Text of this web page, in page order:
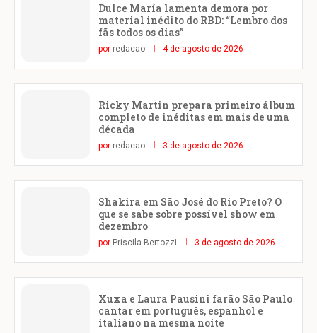
Dulce María lamenta demora por
material inédito do RBD: “Lembro dos
fãs todos os dias”
por redacao 4 de agosto de 2026
Ricky Martin prepara primeiro álbum
completo de inéditas em mais de uma
década
por redacao 3 de agosto de 2026
Shakira em São José do Rio Preto? O
que se sabe sobre possível show em
dezembro
por Priscila Bertozzi 3 de agosto de 2026
Xuxa e Laura Pausini farão São Paulo
cantar em português, espanhol e
italiano na mesma noite